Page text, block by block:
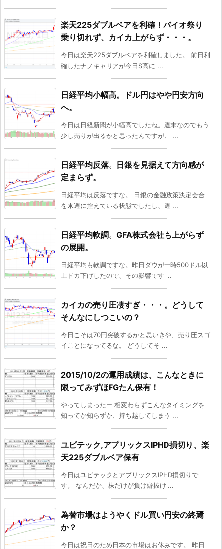
楽天225ダブルベアを利確！バイオ祭り
乗り切れず、カイカ上がらず・・・。
今日は楽天225ダブルベアを利確しました。 前日利
確したナノキャリアが今日S高に ...
日経平均小幅高。ドル円はやや円安方向
へ。
今日は日経新聞が小幅高でしたね。週末なのでもう
少し売りが出るかと思ったんですが、 ...
日経平均反落。日銀を見据えて方向感が
定まらず。
日経平均は反落ですな。 日銀の金融政策決定会合
を来週に控えている状態でしたし、週 ...
日経平均軟調。GFA株式会社も上がらず
の展開。
日経平均も軟調ですな。昨日ダウが一時500ドル以
上ドカ下げしたので、その影響です ...
カイカの売り圧凄すぎ・・・。どうして
そんなにしつこいの？
今日こそは70円突破するかと思いきや、売り圧スゴ
イことになってるな。 どうしてそ ...
2015/10/2の運用成績は、こんなときに
限ってみずほFGたん保有！
やってしまったー 相変わらずこんなタイミングを
知ってか知らずか、持ち越してしまう ...
ユビテック,アプリックスIPHD損切り、楽
天225ダブルベア保有
今日はユビテックとアプリックスIPHD損切りで
す。 なんだか、株だけが負け癖抜け ...
為替市場はようやくドル買い円安の終焉
か？
今日は祝日のため日本の市場はお休みです。 昨日